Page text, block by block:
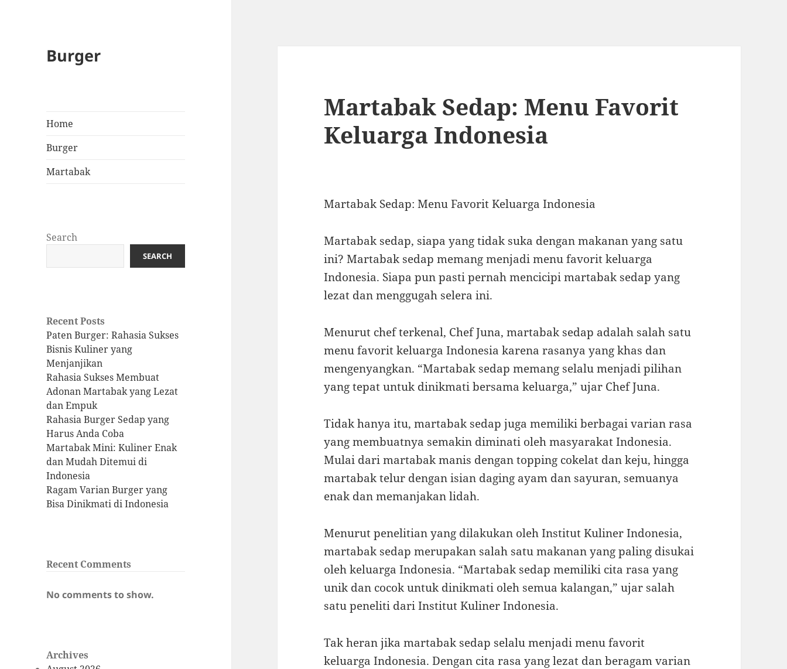
Burger
Home
Burger
Martabak
Search
SEARCH
Recent Posts
Paten Burger: Rahasia Sukses
Bisnis Kuliner yang
Menjanjikan
Rahasia Sukses Membuat
Adonan Martabak yang Lezat
dan Empuk
Rahasia Burger Sedap yang
Harus Anda Coba
Martabak Mini: Kuliner Enak
dan Mudah Ditemui di
Indonesia
Ragam Varian Burger yang
Bisa Dinikmati di Indonesia
Recent Comments
No comments to show.
Archives
Martabak Sedap: Menu Favorit
Keluarga Indonesia
Martabak Sedap: Menu Favorit Keluarga Indonesia
Martabak sedap, siapa yang tidak suka dengan makanan yang satu
ini? Martabak sedap memang menjadi menu favorit keluarga
Indonesia. Siapa pun pasti pernah mencicipi martabak sedap yang
lezat dan menggugah selera ini.
Menurut chef terkenal, Chef Juna, martabak sedap adalah salah satu
menu favorit keluarga Indonesia karena rasanya yang khas dan
mengenyangkan. “Martabak sedap memang selalu menjadi pilihan
yang tepat untuk dinikmati bersama keluarga,” ujar Chef Juna.
Tidak hanya itu, martabak sedap juga memiliki berbagai varian rasa
yang membuatnya semakin diminati oleh masyarakat Indonesia.
Mulai dari martabak manis dengan topping cokelat dan keju, hingga
martabak telur dengan isian daging ayam dan sayuran, semuanya
enak dan memanjakan lidah.
Menurut penelitian yang dilakukan oleh Institut Kuliner Indonesia,
martabak sedap merupakan salah satu makanan yang paling disukai
oleh keluarga Indonesia. “Martabak sedap memiliki cita rasa yang
unik dan cocok untuk dinikmati oleh semua kalangan,” ujar salah
satu peneliti dari Institut Kuliner Indonesia.
Tak heran jika martabak sedap selalu menjadi menu favorit
keluarga Indonesia. Dengan cita rasa yang lezat dan beragam varian